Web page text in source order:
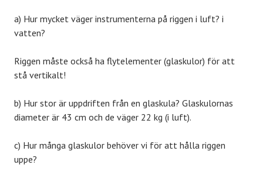
a) Hur mycket väger instrumenterna på riggen i luft? i
vatten?
Riggen måste också ha flytelementer (glaskulor) för att
stå vertikalt!
b) Hur stor är uppdriften från en glaskula? Glaskulornas
diameter är 43 cm och de väger 22 kg (i luft).
c) Hur många glaskulor behöver vi för att hålla riggen
uppe?